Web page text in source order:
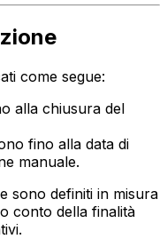
come segue:
alla chiusura del
fino alla data di
manuale.
sono definiti in misura
conto della finalità